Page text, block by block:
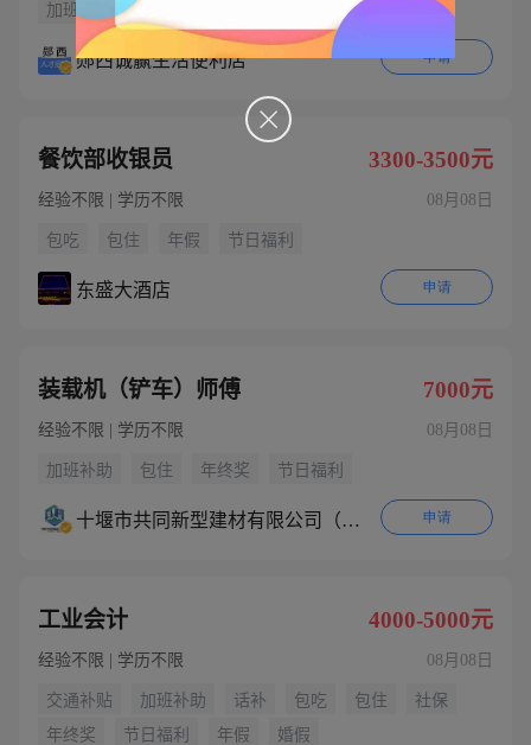
加班补助 其他补贴
郧西诚赢生活便利店 申请
餐饮部收银员 3300-3500元
经验不限 | 学历不限 08月08日
包吃 包住 年假 节日福利
东盛大酒店 申请
装载机（铲车）师傅 7000元
经验不限 | 学历不限 08月08日
加班补助 包住 年终奖 节日福利
十堰市共同新型建材有限公司（石梯子砖厂） 申请
工业会计 4000-5000元
经验不限 | 学历不限 08月08日
交通补贴 加班补助 话补 包吃 包住
社保
年终奖
节日福利 年假 婚假
